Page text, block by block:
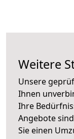
Weitere
Unsere
Ihnen
Ihre
Angebote
Sie einen